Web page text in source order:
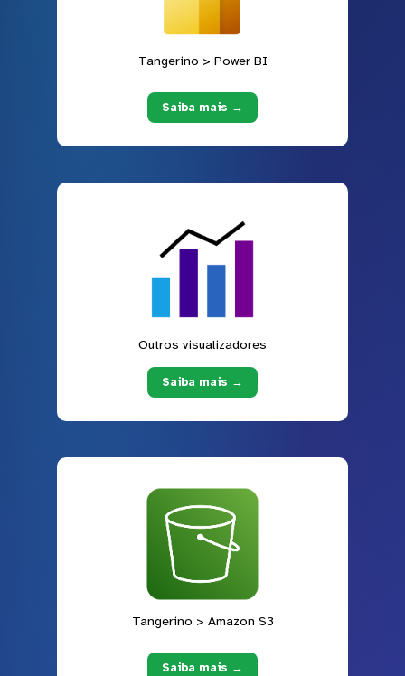
Tangerino > Power BI
Saiba mais →
Outros visualizadores
Saiba mais →
Tangerino > Amazon S3
Saiba mais →